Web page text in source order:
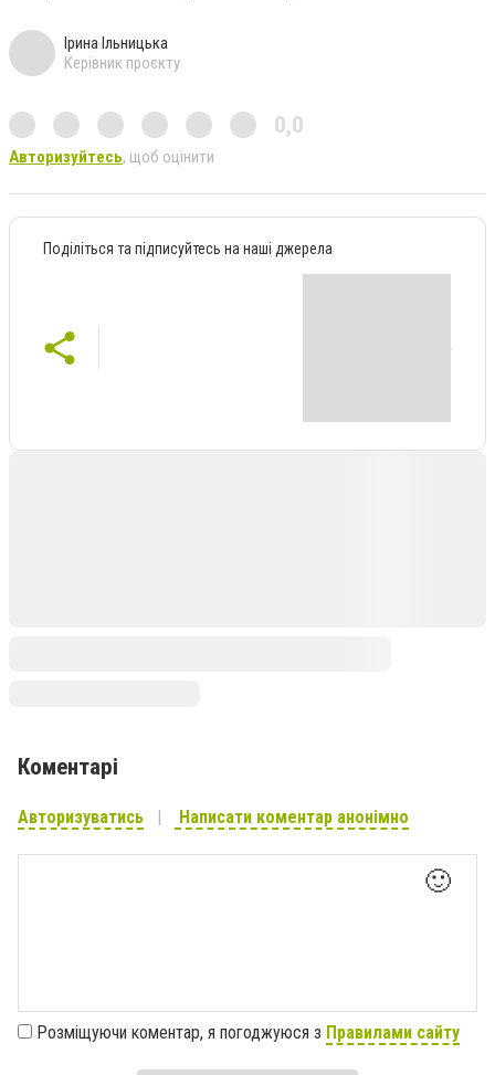
Ірина Ільницька
Керівник проєкту
0,0
Авторизуйтесь, щоб оцінити
Поділіться та підписуйтесь на наші джерела
Коментарі
Авторизуватись Написати коментар анонімно
🙂
Розміщуючи коментар, я погоджуюся з Правилами сайту